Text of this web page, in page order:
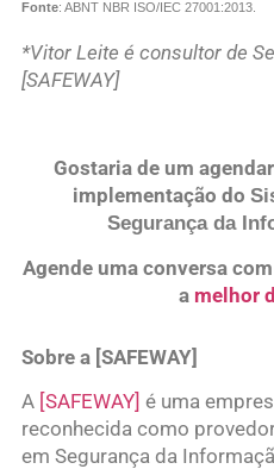
Fonte: ABNT NBR ISO/IEC 27001:2013.
*Vitor Leite é consultor de
[SAFEWAY]
Gostaria de um
implementação do
Segurança da
Agende uma conversa
a melhor
Sobre a [SAFEWAY]
A [SAFEWAY] é uma
reconhecida como
em Segurança da